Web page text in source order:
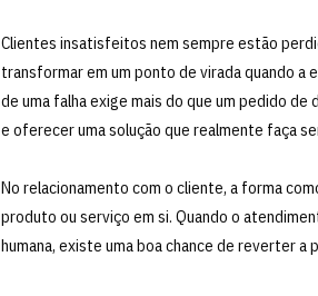
Clientes insatisfeitos nem sempre estão
transformar em um ponto de virada quando a
de uma falha exige mais do que um pedido
e oferecer uma solução que realmente faça
No relacionamento com o cliente, a forma
produto ou serviço em si. Quando o
humana, existe uma boa chance de reverter